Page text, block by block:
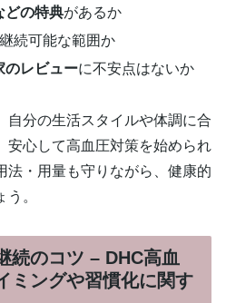
どの特典があるか
続可能な範囲か
のレビューに不安点はないか
自分の生活スタイルや体調に合
安心して高血圧対策を始められ
法・用量も守りながら、健康的
。
続のコツ – DHC高血
ミングや習慣化に関す